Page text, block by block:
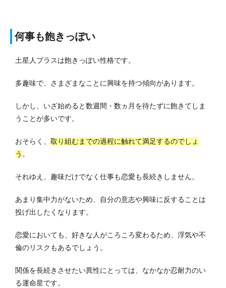
何事も飽きっぽい
土星人プラスは飽きっぽい性格です。
多趣味で、さまざまなことに興味を持つ傾向があります。
しかし、いざ始めると数週間・数ヵ月を待たずに飽きてしま
うことが多いです。
おそらく、 取り組むまでの過程に触れて満足するのでしょ
う 。
それゆえ、趣味だけでなく仕事も恋愛も長続きしません。
あまり集中力がないため、自分の意志や興味に反することは
投げ出したくなります。
恋愛においても、好きな人がころころ変わるため、浮気や不
倫のリスクもあるでしょう。
関係を長続きさせたい異性にとっては、なかなか忍耐力のい
る運命星です。